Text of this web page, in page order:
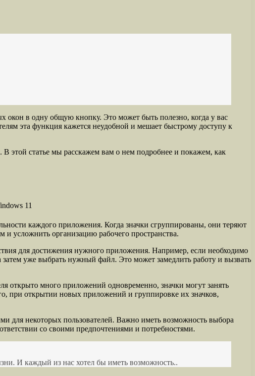
окон в одну общую кнопку. Это может быть полезно, когда у вас
эта функция кажется неудобной и мешает быстрому доступу к
этой статье мы расскажем вам о нем подробнее и покажем, как
каждого приложения. Когда значки сгруппированы, они теряют
усложнить организацию рабочего пространства.
для достижения нужного приложения. Например, если необходимо
уже выбрать нужный файл. Это может замедлить работу и вызвать
открыто много приложений одновременно, значки могут занять
при открытии новых приложений и группировке их значков,
для некоторых пользователей. Важно иметь возможность выбора
со своими предпочтениями и потребностями.
И каждый из нас хотел бы иметь возможность..